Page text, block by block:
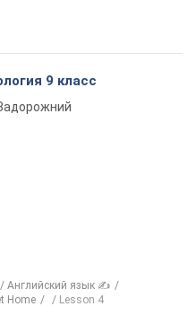
9 класс
Английский язык ✍
Home Lesson 4